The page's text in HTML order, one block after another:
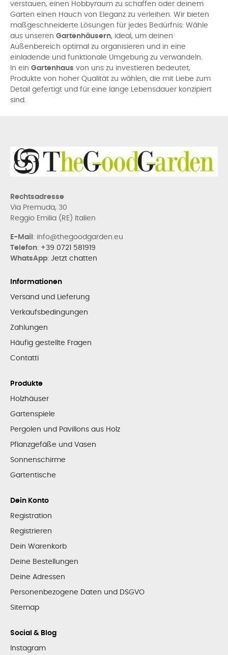
verstauen, einen Hobbyraum zu schaffen oder deinem
Garten einen Hauch von Eleganz zu verleihen. Wir bieten
maßgeschneiderte Lösungen für jedes Bedürfnis: Wähle
aus unseren Gartenhäusern, ideal, um deinen
Außenbereich optimal zu organisieren und in eine
einladende und funktionale Umgebung zu verwandeln.
In ein Gartenhaus von uns zu investieren bedeutet,
Produkte von hoher Qualität zu wählen, die mit Liebe zum
Detail gefertigt und für eine lange Lebensdauer konzipiert
sind.
Rechtsadresse
Via Premuda, 30
Reggio Emilia (RE) Italien
E-Mail : info@thegoodgarden.eu
Telefon: +39 0721 581919
WhatsApp: Jetzt chatten
Informationen
Versand und Lieferung
Verkaufsbedingungen
Zahlungen
Häufig gestellte Fragen
Contatti
Produkte
Holzhäuser
Gartenspiele
Pergolen und Pavillons aus Holz
Pflanzgefäße und Vasen
Sonnenschirme
Gartentische
Dein Konto
Registration
Registrieren
Dein Warenkorb
Deine Bestellungen
Deine Adressen
Personenbezogene Daten und DSGVO
Sitemap
Social & Blog
Instagram